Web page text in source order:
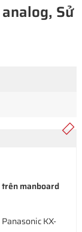
Sử
manboard
KX-